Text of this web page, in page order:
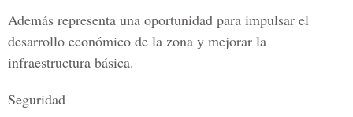
Además representa una oportunidad para impulsar el
desarrollo económico de la zona y mejorar la
infraestructura básica.
Seguridad